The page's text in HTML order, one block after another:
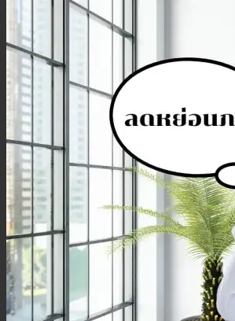
ประกันเดินทางในประเทศ
ประกันรถยนต์
พ.ร.บ. รถยนต์
ประกันอัคคีภัย
ประกันอุบัติเหตุ
ประกันสัตว์เลี้ยง
ลูกค้าองค์กร
ประกันความเสี่ยงภัยท
ประกันกลุ่มองค์กร
ประกันคีย์แมน
ค้นหาประกันสุขภาพ
โปรโมชั่น
บทความ
ติดต่อเรา
สมัครตัวแทน